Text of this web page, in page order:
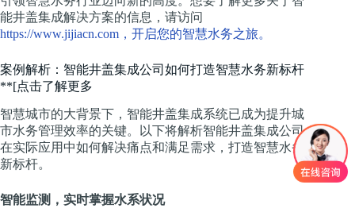
能井盖集成解决方案的信息，请访问
https://www.jijiacn.com，开启您的智慧水务之旅。
案例解析：智能井盖集成公司如何打造智慧水务新标杆
**[点击了解更多
智慧城市的大背景下，智能井盖集成系统已成为提升城
市水务管理效率的关键。以下将解析智能井盖集成公司
在实际应用中如何解决痛点和满足需求，打造智慧水务
新标杆。
智能监测，实时掌握水系状况